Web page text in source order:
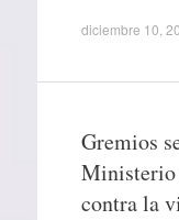
diciembre 10,
Gremios
Ministerio
contra la